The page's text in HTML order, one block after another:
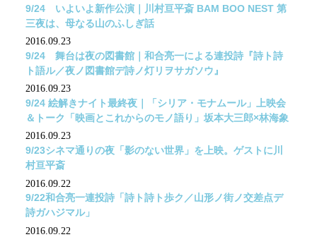
9/24 いよいよ新作公演｜川村亘平斎 BAM BOO NEST 第
三夜は、母なる山のふしぎ話
2016.09.23
9/24 舞台は夜の図書館｜和合亮一による連投詩『詩ト詩
ト語ル／夜ノ図書館デ詩ノ灯リヲサガソウ』
2016.09.23
9/24 絵解きナイト最終夜｜「シリア・モナムール」上映会
＆トーク「映画とこれからのモノ語り」坂本大三郎×林海象
2016.09.23
9/23シネマ通りの夜「影のない世界」を上映。ゲストに川
村亘平斎
2016.09.22
9/22和合亮一連投詩「詩ト詩ト歩ク／山形ノ街ノ交差点デ
詩ガハジマル」
2016.09.22